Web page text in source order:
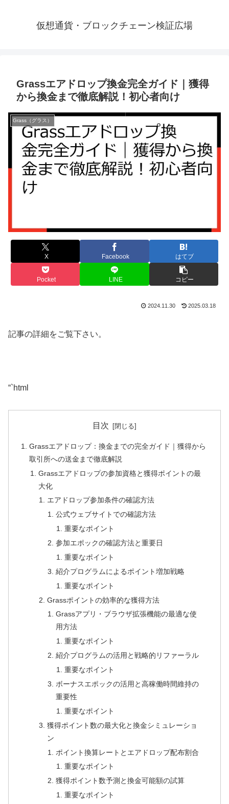
仮想通貨・ブロックチェーン検証広場
Grassエアドロップ換金完全ガイド｜獲得
から換金まで徹底解説！初心者向け
Grass（グラス）
X Facebook はてブ
Pocket LINE コピー
2024.11.30 2025.03.18
記事の詳細をご覧下さい。
“`html
目次
Grassエアドロップ：換金までの完全ガイド｜獲得から
取引所への送金まで徹底解説
Grassエアドロップの参加資格と獲得ポイントの最
大化
エアドロップ参加条件の確認方法
公式ウェブサイトでの確認方法
重要なポイント
参加エポックの確認方法と重要日
重要なポイント
紹介プログラムによるポイント増加戦略
重要なポイント
Grassポイントの効率的な獲得方法
Grassアプリ・ブラウザ拡張機能の最適な使
用方法
重要なポイント
紹介プログラムの活用と戦略的リファーラル
重要なポイント
ボーナスエポックの活用と高稼働時間維持の
重要性
重要なポイント
獲得ポイント数の最大化と換金シミュレーショ
ン
ポイント換算レートとエアドロップ配布割合
重要なポイント
獲得ポイント数予測と換金可能額の試算
重要なポイント